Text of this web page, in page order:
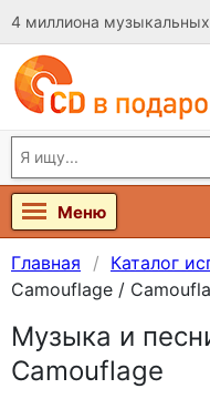
4 миллиона музыкальных
Меню
Главная Каталог
Camouflage /
Музыка и
Camouflage